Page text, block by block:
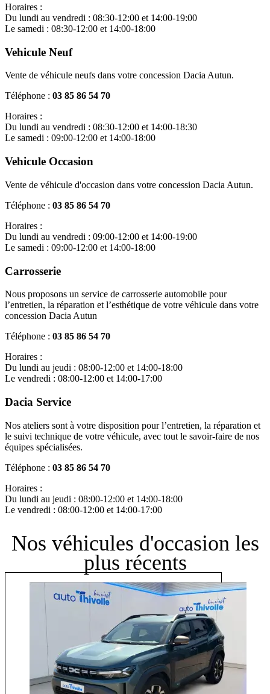
Horaires :
Du lundi au vendredi : 08:30-12:00 et 14:00-19:00
Le samedi : 08:30-12:00 et 14:00-18:00
Vehicule Neuf
Vente de véhicule neufs dans votre concession Dacia Autun.
Téléphone : 03 85 86 54 70
Horaires :
Du lundi au vendredi : 08:30-12:00 et 14:00-18:30
Le samedi : 09:00-12:00 et 14:00-18:00
Vehicule Occasion
Vente de véhicule d'occasion dans votre concession Dacia Autun.
Téléphone : 03 85 86 54 70
Horaires :
Du lundi au vendredi : 09:00-12:00 et 14:00-19:00
Le samedi : 09:00-12:00 et 14:00-18:00
Carrosserie
Nous proposons un service de carrosserie automobile pour
l’entretien, la réparation et l’esthétique de votre véhicule dans votre
concession Dacia Autun
Téléphone : 03 85 86 54 70
Horaires :
Du lundi au jeudi : 08:00-12:00 et 14:00-18:00
Le vendredi : 08:00-12:00 et 14:00-17:00
Dacia Service
Nos ateliers sont à votre disposition pour l’entretien, la réparation et
le suivi technique de votre véhicule, avec tout le savoir-faire de nos
équipes spécialisées.
Téléphone : 03 85 86 54 70
Horaires :
Du lundi au jeudi : 08:00-12:00 et 14:00-18:00
Le vendredi : 08:00-12:00 et 14:00-17:00
Nos véhicules d'occasion les
plus récents